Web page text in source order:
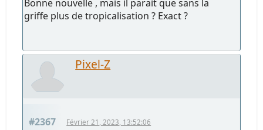
Bonne nouvelle , mais il parait que sans la
griffe plus de tropicalisation ? Exact ?
Pixel-Z
#2367 Février 21, 2023, 13:52:06